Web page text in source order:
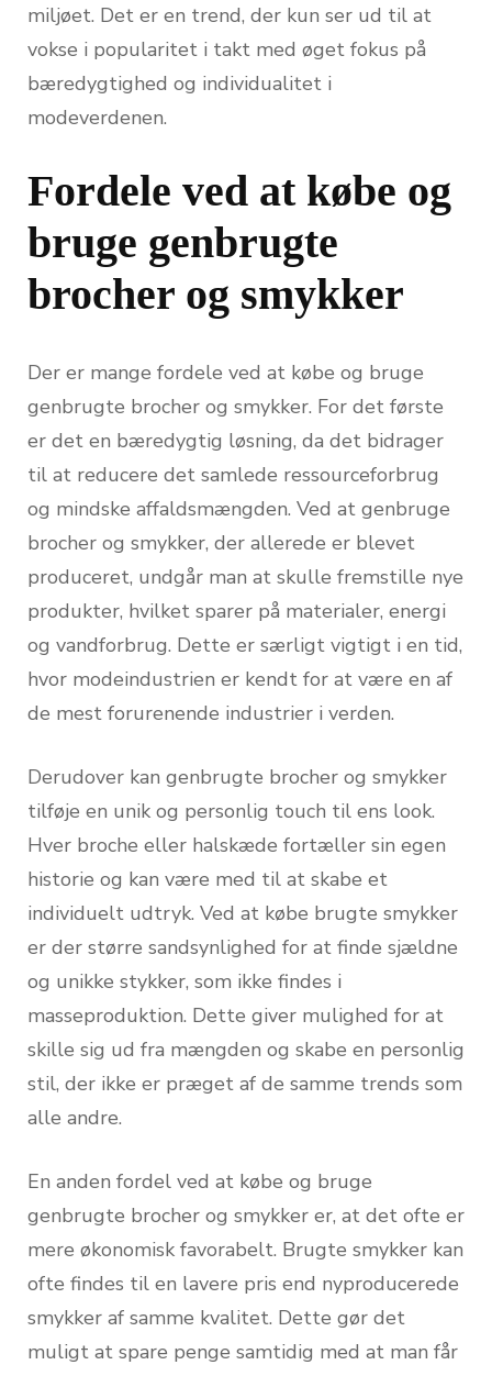
miljøet. Det er en trend, der kun ser ud til at
vokse i popularitet i takt med øget fokus på
bæredygtighed og individualitet i
modeverdenen.
Fordele ved at købe og
bruge genbrugte
brocher og smykker
Der er mange fordele ved at købe og bruge
genbrugte brocher og smykker. For det første
er det en bæredygtig løsning, da det bidrager
til at reducere det samlede ressourceforbrug
og mindske affaldsmængden. Ved at genbruge
brocher og smykker, der allerede er blevet
produceret, undgår man at skulle fremstille nye
produkter, hvilket sparer på materialer, energi
og vandforbrug. Dette er særligt vigtigt i en tid,
hvor modeindustrien er kendt for at være en af
de mest forurenende industrier i verden.
Derudover kan genbrugte brocher og smykker
tilføje en unik og personlig touch til ens look.
Hver broche eller halskæde fortæller sin egen
historie og kan være med til at skabe et
individuelt udtryk. Ved at købe brugte smykker
er der større sandsynlighed for at finde sjældne
og unikke stykker, som ikke findes i
masseproduktion. Dette giver mulighed for at
skille sig ud fra mængden og skabe en personlig
stil, der ikke er præget af de samme trends som
alle andre.
En anden fordel ved at købe og bruge
genbrugte brocher og smykker er, at det ofte er
mere økonomisk favorabelt. Brugte smykker kan
ofte findes til en lavere pris end nyproducerede
smykker af samme kvalitet. Dette gør det
muligt at spare penge samtidig med at man får